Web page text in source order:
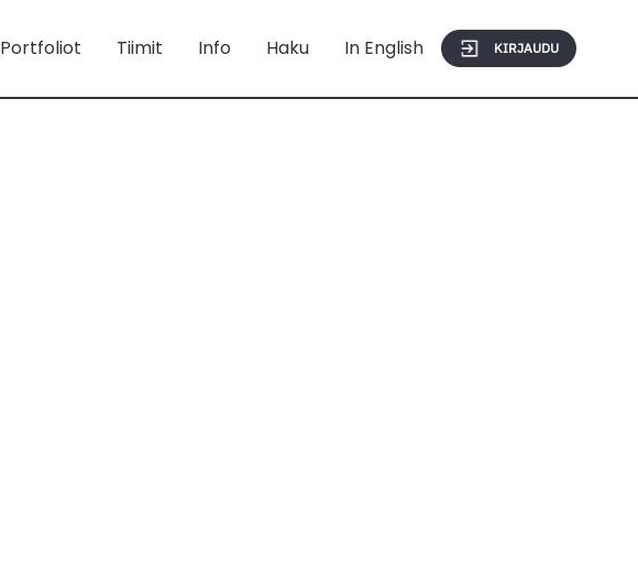
Portfoliot Tiimit Info Haku In English KIRJAUDU